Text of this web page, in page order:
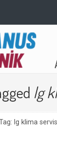
lg
lg klima